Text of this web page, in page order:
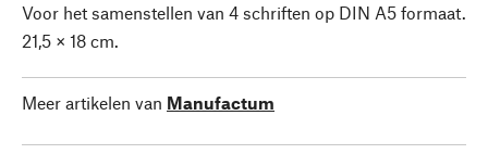
Voor het samenstellen van 4 schriften op DIN A5 formaat.
21,5 × 18 cm.
Meer artikelen van Manufactum